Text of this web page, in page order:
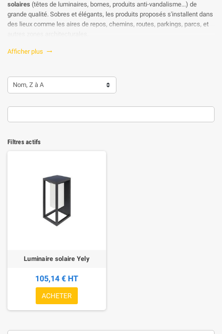
solaires (têtes de luminaires, bornes, produits anti-vandalisme...) de
grande qualité. Sobres et élégants, les produits proposés s'installent dans
des lieux comme les aires de repos, chemins, routes, parkings, parcs, et
Découvrez également la
Afficher plus 
Nom, Z à A
Filtres actifs
Luminaire solaire Yely
105,14 € HT
ACHETER